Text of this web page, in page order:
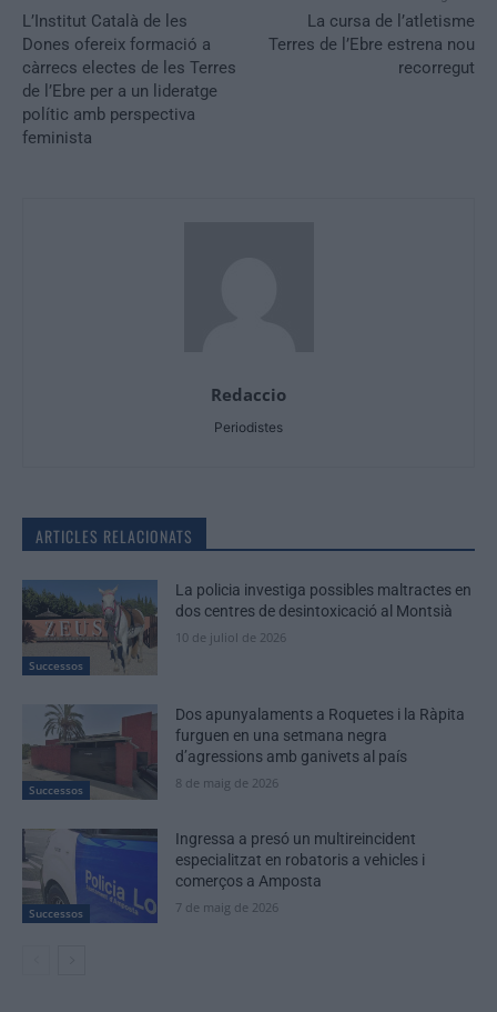
L’Institut Català de les
Dones ofereix formació a
càrrecs electes de les Terres
de l’Ebre per a un lideratge
polític amb perspectiva
feminista
La cursa de l’atletisme
Terres de l’Ebre estrena nou
recorregut
Redaccio
Periodistes
ARTICLES RELACIONATS
Successos
La policia investiga possibles maltractes en
dos centres de desintoxicació al Montsià
10 de juliol de 2026
Successos
Dos apunyalaments a Roquetes i la Ràpita
furguen en una setmana negra
d’agressions amb ganivets al país
8 de maig de 2026
Successos
Ingressa a presó un multireincident
especialitzat en robatoris a vehicles i
comerços a Amposta
7 de maig de 2026